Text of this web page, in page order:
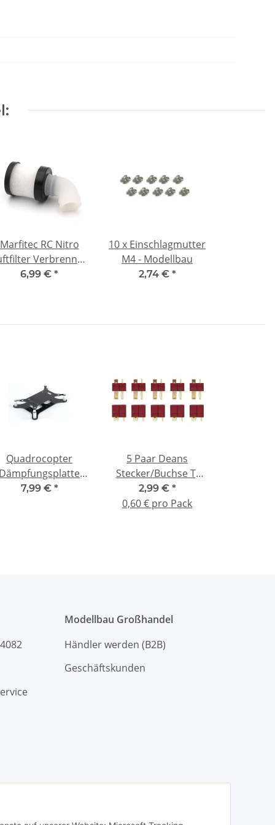
Marfitec RC Nitro
Verbrenner
1:8 schwarz
6,99 € *
10 x Einschlagmutter
M4 - Modellbau
2,74 € *
Quadrocopter
Marfitec V6235
7,99 € *
5 Paar Deans
Stecker/Buchse T-
Verbinder
2,99 € *
0,60 € pro Pack
Modellbau Großhandel
Händler werden (B2B)
Geschäftskunden